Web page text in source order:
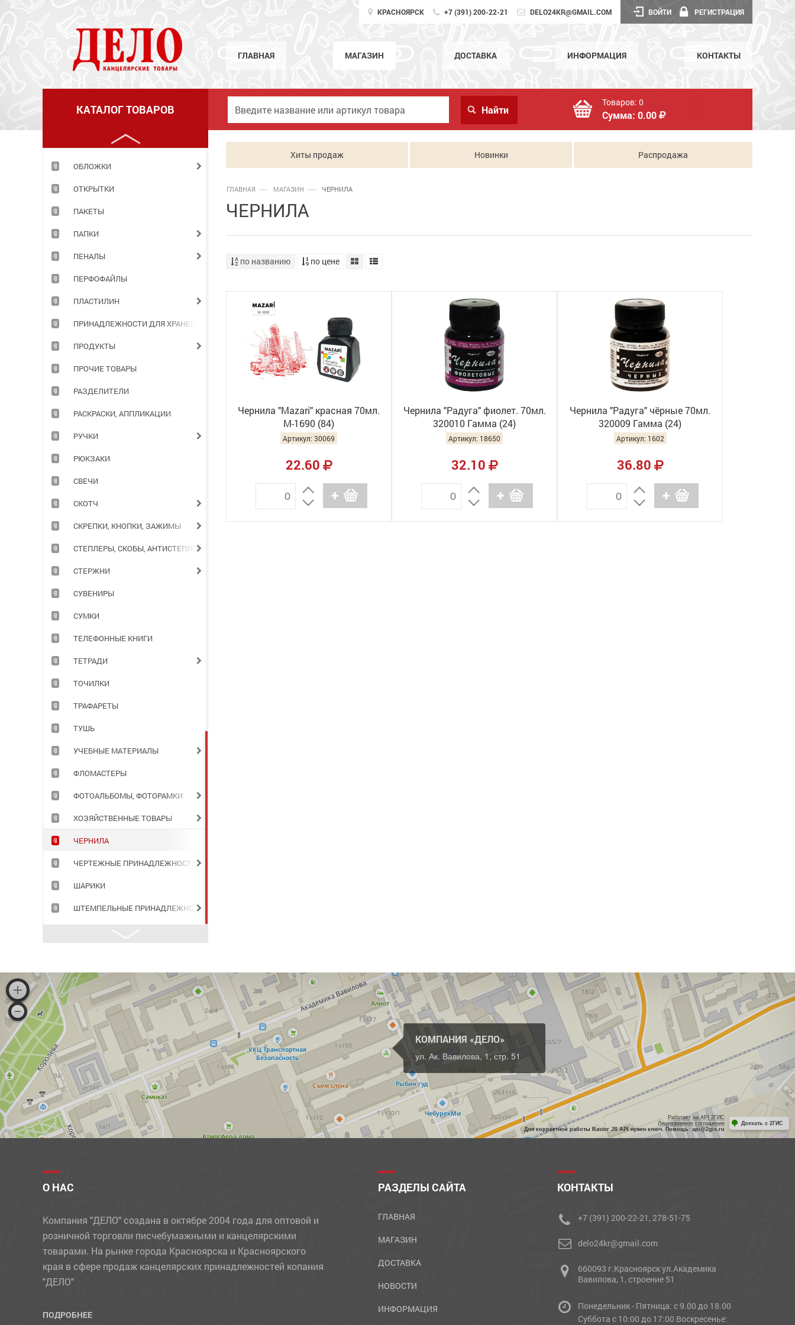
КРАСНОЯРСК +7 (391) 200-22-21 DELO24KR@GMAIL.COM ВОЙТИ РЕГИСТРАЦИЯ
ГЛАВНАЯ МАГАЗИН ДОСТАВКА ИНФОРМАЦИЯ КОНТАКТЫ
КАТАЛОГ ТОВАРОВ
Товаров: 0
Сумма: 0.00
НАБОРЫ ДЕТСКИЕ
НАБОРЫ ОФИСНЫЕ
НОЖНИЦЫ
ОБЛОЖКИ
ОТКРЫТКИ
ПАКЕТЫ
ПАПКИ
ПЕНАЛЫ
ПЕРФОФАЙЛЫ
ПЛАСТИЛИН
ПРИНАДЛЕЖНОСТИ ДЛЯ ХРАНЕНИЯ ДОКУМЕНТОВ
ПРОДУКТЫ
ПРОЧИЕ ТОВАРЫ
РАЗДЕЛИТЕЛИ
РАСКРАСКИ, АППЛИКАЦИИ
РУЧКИ
РЮКЗАКИ
СВЕЧИ
СКОТЧ
СКРЕПКИ, КНОПКИ, ЗАЖИМЫ
СТЕПЛЕРЫ, СКОБЫ, АНТИСТЕПЛЕРЫ
СТЕРЖНИ
СУВЕНИРЫ
СУМКИ
ТЕЛЕФОННЫЕ КНИГИ
ТЕТРАДИ
ТОЧИЛКИ
ТРАФАРЕТЫ
ТУШЬ
УЧЕБНЫЕ МАТЕРИАЛЫ
ФЛОМАСТЕРЫ
ФОТОАЛЬБОМЫ, ФОТОРАМКИ
ХОЗЯЙСТВЕННЫЕ ТОВАРЫ
ЧЕРНИЛА
ЧЕРТЕЖНЫЕ ПРИНАДЛЕЖНОСТИ
ШАРИКИ
ШТЕМПЕЛЬНЫЕ ПРИНАДЛЕЖНОСТИ
Хиты продаж Новинки Распродажа
ГЛАВНАЯ МАГАЗИН ЧЕРНИЛА
ЧЕРНИЛА
по названию по цене
Чернила "Mazari" красная 70мл.
М-1690 (84)
Артикул: 30069
22.60
Чернила "Радуга" фиолет. 70мл.
320010 Гамма (24)
Артикул: 18650
32.10
Чернила "Радуга" чёрные 70мл.
320009 Гамма (24)
Артикул: 1602
36.80
КОМПАНИЯ «ДЕЛО»
ул. Ак. Вавилова, 1, стр. 51
Работает на API 2ГИС
Лицензионное соглашение
Для корректной работы Raster JS API нужен ключ. Помощь: api@2gis.ru
Доехать с 2ГИС
О НАС
Компания "ДЕЛО" создана в октябре 2004 года для оптовой и
розничной торговли писчебумажными и канцелярскими
товарами. На рынке города Красноярска и Красноярского
края в сфере продаж канцелярских принадлежностей копания
"ДЕЛО"
ПОДРОБНЕЕ
РАЗДЕЛЫ САЙТА
ГЛАВНАЯ
МАГАЗИН
ДОСТАВКА
НОВОСТИ
ИНФОРМАЦИЯ
КОНТАКТЫ
+7 (391) 200-22-21, 278-51-75
delo24kr@gmail.com
660093 г.Красноярск ул.Академика
Вавилова, 1, строение 51
Понедельник - Пятница: с 9.00 до 18.00
Cуббота с 10:00 до 17:00 Воскресенье: